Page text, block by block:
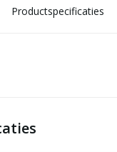
Productspecificaties